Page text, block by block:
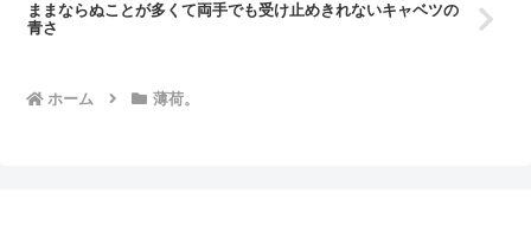
ままならぬことが多くて両手でも受け止めきれないキャベツの
青さ
ホーム 薄荷。